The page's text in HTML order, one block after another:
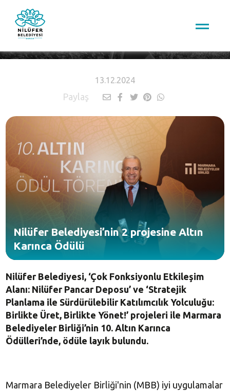
13.12.2024
Paylaş
Nilüfer Belediyesi’nin 2 projesine Altın
Karınca Ödülü
Nilüfer Belediyesi, ‘Çok Fonksiyonlu Etkileşim
Alanı: Nilüfer Pancar Deposu’ ve ‘Stratejik
Planlama ile Sürdürülebilir Katılımcılık Yolculuğu:
Birlikte Üret, Birlikte Yönet!’ projeleri ile Marmara
Belediyeler Birliği’nin 10. Altın Karınca
Ödülleri’nde, ödüle layık bulundu.
Marmara Belediyeler Birliği'nin (MBB) iyi uygulamalar